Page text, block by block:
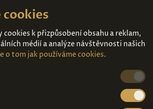
Kontakt
k prodeji
Vstupenky
cookies
cookies k přizpůsobení obsahu a reklam,
médií a analýze návštěvnosti našich
o tom jak používáme cookies.